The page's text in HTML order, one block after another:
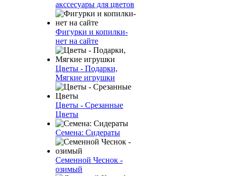
акссесуары для цветов
Фигурки и копилки-
нет на сайте
Цветы - Подарки,
Мягкие игрушки
Цветы - Срезанные
Цветы
Семена: Сидераты
Семенной Чеснок -
озимый